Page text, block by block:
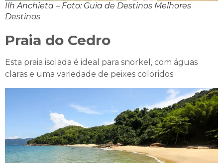
Ilh Anchieta – Foto: Guia de Destinos Melhores
Destinos
Praia do Cedro
Esta praia isolada é ideal para snorkel, com águas
claras e uma variedade de peixes coloridos.